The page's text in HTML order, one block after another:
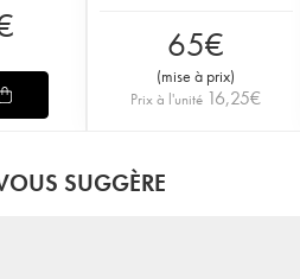
65€
(mise à prix)
Prix à l'unité 16,25€
SUGGÈRE